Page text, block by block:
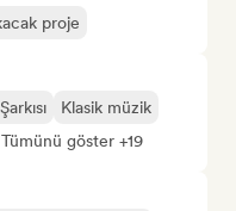
proje
Klasik müzik
Tümünü göster +19